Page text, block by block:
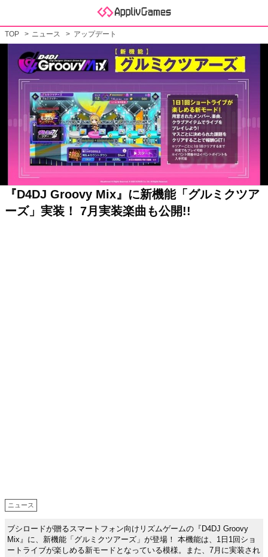
TOP ニュース アップデート
『D4DJ Groovy Mix』に新機能「グルミクツア
ーズ」実装！ 7月実装楽曲も公開!!
ニュース
ブシロードが贈るスマートフォン向けリズムゲームの『D4DJ Groovy
Mix』に、新機能「グルミクツアーズ」が登場！ 本機能は、1日1回ショ
ートライブが楽しめる新モードとなっている模様。また、7月に実装され